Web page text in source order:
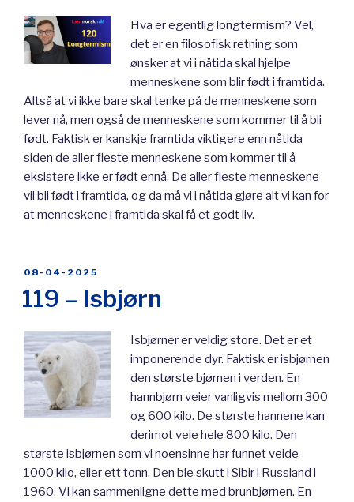
Hva er egentlig longtermism? Vel,
det er en filosofisk retning som
ønsker at vi i nåtida skal hjelpe
menneskene som blir født i framtida.
Altså at vi ikke bare skal tenke på de menneskene som
lever nå, men også de menneskene som kommer til å bli
født. Faktisk er kanskje framtida viktigere enn nåtida
siden de aller fleste menneskene som kommer til å
eksistere ikke er født ennå. De aller fleste menneskene
vil bli født i framtida, og da må vi i nåtida gjøre alt vi kan for
at menneskene i framtida skal få et godt liv.
POSTED
08-04-2025
119 – Isbjørn
Isbjørner er veldig store. Det er et
imponerende dyr. Faktisk er isbjørnen
den største bjørnen i verden. En
hannbjørn veier vanligvis mellom 300
og 600 kilo. De største hannene kan
derimot veie hele 800 kilo. Den
største isbjørnen som vi noensinne har funnet veide
1000 kilo, eller ett tonn. Den ble skutt i Sibir i Russland i
1960. Vi kan sammenligne dette med brunbjørnen. En